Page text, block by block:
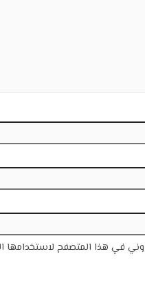
في هذا المتصفح لاستخدامها